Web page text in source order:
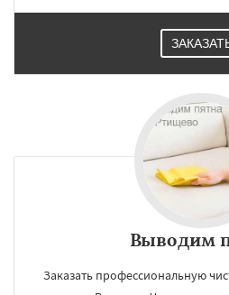
Выводим
Заказать профессиональную